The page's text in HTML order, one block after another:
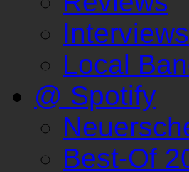
Interviews
Local
@ Spotify
Best-Of